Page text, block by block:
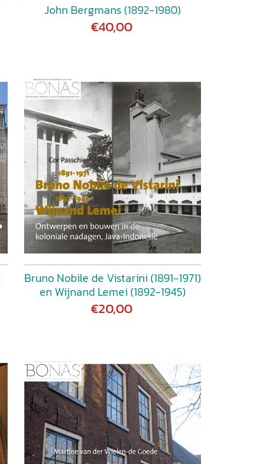
John Bergmans (1892-1980)
€40,00
Bruno Nobile de Vistarini (1891-1971)
en Wijnand Lemei (1892-1945)
€20,00